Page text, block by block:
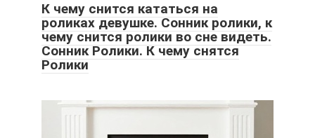
К чему снится кататься на
роликах девушке. Cонник ролики, к
чему снится ролики во сне видеть.
Сонник Ролики. К чему снятся
Ролики